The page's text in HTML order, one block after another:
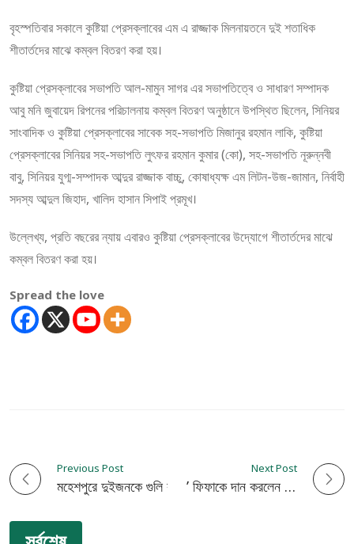
বৃহস্পতিবার সকালে কুষ্টিয়া প্রেসক্লাবের এম এ রাজ্জাক মিলনায়তনে দুই শতাধিক
শীতার্তদের মাঝে কম্বল বিতরণ করা হয়।
কুষ্টিয়া প্রেসক্লাবের সভাপতি আল-মামুন সাগর এর সভাপতিত্বে ও সাধারণ সম্পাদক
আবু মনি জুবায়েদ রিপনের পরিচালনায় কম্বল বিতরণ অনুষ্ঠানে উপস্থিত ছিলেন, সিনিয়র
সাংবাদিক ও কুষ্টিয়া প্রেসক্লাবের সাবেক সহ-সভাপতি মিজানুর রহমান লাকি, কুষ্টিয়া
প্রেসক্লাবের সিনিয়র সহ-সভাপতি লুৎফর রহমান কুমার (কো), সহ-সভাপতি নূরুন্নবী
বাবু, সিনিয়র যুগ্ম-সম্পাদক আব্দুর রাজ্জাক বাচ্চু, কোষাধ্যক্ষ এম লিটন-উজ-জামান, নির্বাহী
সদস্য আব্দুল জিহাদ, খালিদ হাসান সিপাই প্রমূখ।
উল্লেখ্য, প্রতি বছরের ন্যায় এবারও কুষ্টিয়া প্রেসক্লাবের উদ্যোগে শীতার্তদের মাঝে
কম্বল বিতরণ করা হয়।
Spread the love
P
o
Previous Post
মহেশপুরে দুইজনকে গুলি করে হত্যা
Next Post
বিশ্বকাপ জয়ের ‘ট্যাকটিক’ ফিফাকে দান করলেন আর্জেন্টিনা কোচ স্কালোনি